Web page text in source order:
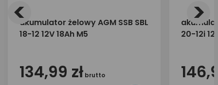
akumulator żelowy AGM SSB SBL
18-12 12V 18Ah M5
134,99 zł brutto
20-12i
< >